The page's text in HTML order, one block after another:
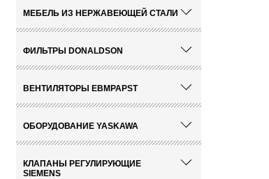
МЕБЕЛЬ ИЗ НЕРЖАВЕЮЩЕЙ СТАЛИ
ФИЛЬТРЫ DONALDSON
ВЕНТИЛЯТОРЫ EBMPAPST
ОБОРУДОВАНИЕ YASKAWA
КЛАПАНЫ РЕГУЛИРУЮЩИЕ
SIEMENS